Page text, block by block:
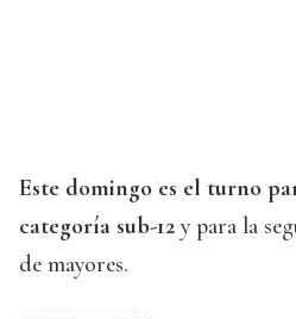
Este domingo es el turno
categoría sub-12 y para la
de mayores.